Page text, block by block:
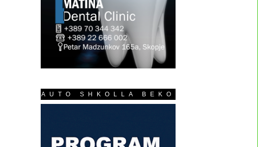
AUTO SHKOLLA BEKO